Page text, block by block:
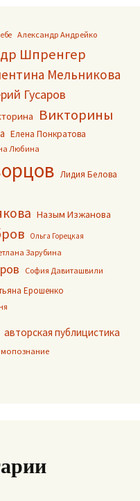
Александр Андрейко
Шпренгер
Мельникова
Гусаров
Викторины
Елена Понкратова
Любина
Лидия Белова
Назым Изжанова
Ольга Горецкая
Зарубина
София Давиташвили
Ерошенко
авторская публицистика